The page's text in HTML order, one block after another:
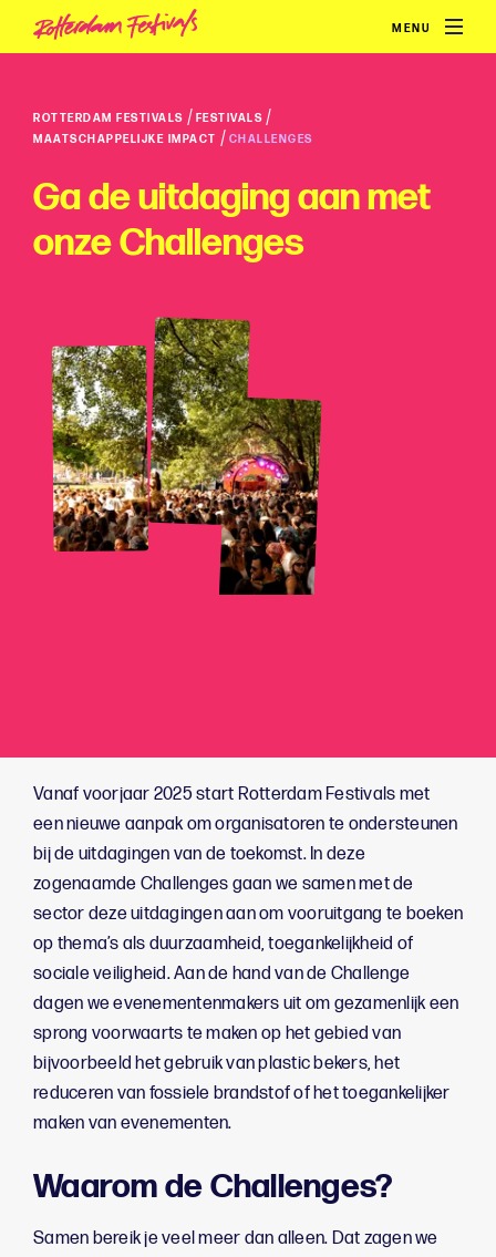
MENU
ROTTERDAM FESTIVALS / FESTIVALS /
MAATSCHAPPELIJKE IMPACT / CHALLENGES
Ga de uitdaging aan met
onze Challenges
Vanaf voorjaar 2025 start Rotterdam Festivals met
een nieuwe aanpak om organisatoren te ondersteunen
bij de uitdagingen van de toekomst. In deze
zogenaamde Challenges gaan we samen met de
sector deze uitdagingen aan om vooruitgang te boeken
op thema’s als duurzaamheid, toegankelijkheid of
sociale veiligheid. Aan de hand van de Challenge
dagen we evenementenmakers uit om gezamenlijk een
sprong voorwaarts te maken op het gebied van
bijvoorbeeld het gebruik van plastic bekers, het
reduceren van fossiele brandstof of het toegankelijker
maken van evenementen.
Waarom de Challenges?
Samen bereik je veel meer dan alleen. Dat zagen we